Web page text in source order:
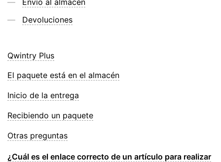
Devoluciones
Qwintry Plus
El paquete está en el almacén
Inicio de la entrega
Recibiendo un paquete
Otras preguntas
¿Cuál es el enlace correcto de un artículo para realizar